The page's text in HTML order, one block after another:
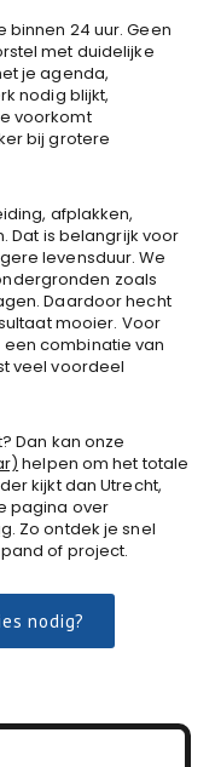
24 uur. Geen
met duidelijke
je agenda,
nodig blijkt,
voorkomt
bij grotere
afplakken,
Dat is belangrijk voor
levensduur. We
zoals
Daardoor hecht
mooier. Voor
combinatie van
veel voordeel
Dan kan onze
helpen om het totale
kijkt dan Utrecht,
pagina over
. Zo ontdek je snel
of project.
nodig?